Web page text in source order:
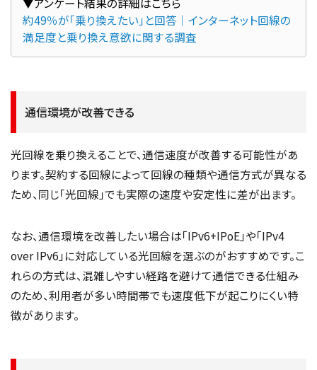
約49％が「乗り換えたい」と回答｜インターネット回線の
満足度と乗り換え意欲に関する調査
通信環境が改善できる
光回線を乗り換えることで、通信速度が改善する可能性があ
ります。契約する回線によって回線の種類や通信方式が異なる
ため、同じ「光回線」でも実際の速度や安定性に差が出ます。
なお、通信環境を改善したい場合は「IPv6+IPoE」や「IPv4
over IPv6」に対応している光回線を選ぶのがおすすめです。こ
れらの方式は、混雑しやすい経路を避けて通信できる仕組み
のため、利用者が多い時間帯でも速度低下が起こりにくい特
徴があります。